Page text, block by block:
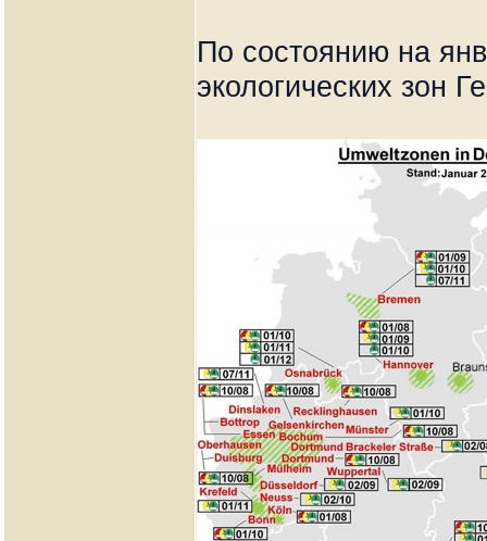
По состоянию на
экологических зон